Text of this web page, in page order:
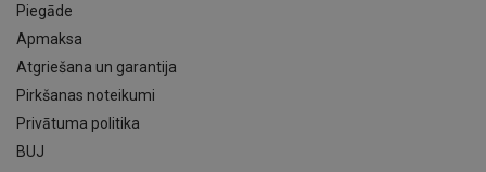
Piegāde
Apmaksa
Atgriešana un garantija
Pirkšanas noteikumi
Privātuma politika
BUJ